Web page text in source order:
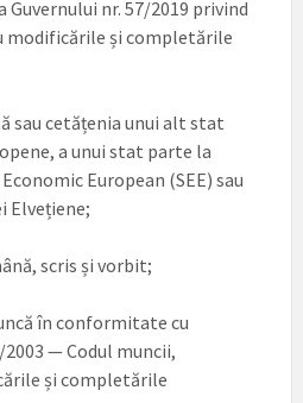
Guvernului nr. 57/2019 privind
modificările și completările
sau cetățenia unui alt stat
a unui stat parte la
European (SEE) sau
Elvețiene;
scris și vorbit;
în conformitate cu
— Codul muncii,
și completările